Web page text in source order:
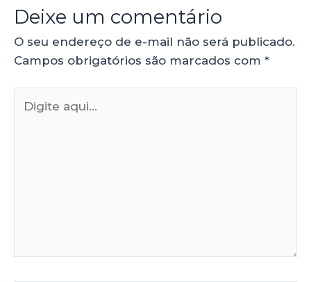
Deixe um comentário
O seu endereço de e-mail não será publicado.
Campos obrigatórios são marcados com *